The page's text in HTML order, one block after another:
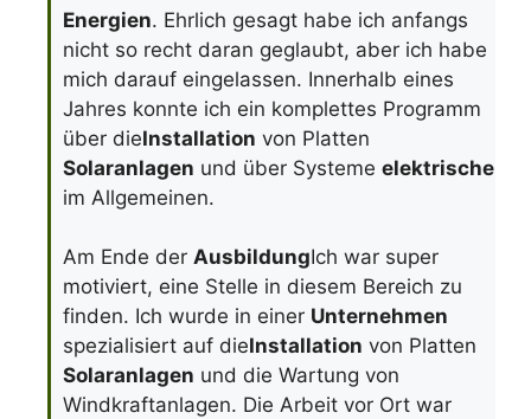
Energien. Ehrlich gesagt habe ich anfangs
nicht so recht daran geglaubt, aber ich habe
mich darauf eingelassen. Innerhalb eines
Jahres konnte ich ein komplettes Programm
über dieInstallation von Platten
Solaranlagen und über Systeme elektrische
im Allgemeinen.
Am Ende der AusbildungIch war super
motiviert, eine Stelle in diesem Bereich zu
finden. Ich wurde in einer Unternehmen
spezialisiert auf dieInstallation von Platten
Solaranlagen und die Wartung von
Windkraftanlagen. Die Arbeit vor Ort war